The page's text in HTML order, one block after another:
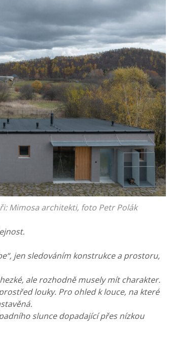
Mimosa architekti, foto Petr Polák
jen sledováním konstrukce a prostoru,
ale rozhodně musely mít charakter.
louky. Pro ohled k louce, na které
slunce dopadající přes nízkou